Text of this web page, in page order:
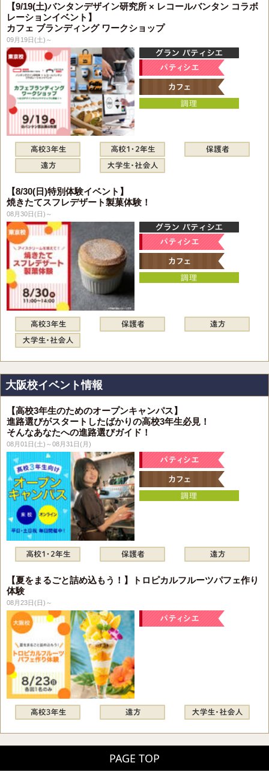
【9/19(土)バンタンデザイン研究所 × レコールバンタン コラボ
レーションイベント】
カフェ ブランディング ワークショップ
09月19日(土)～
【8/30(日)特別体験イベント】
焼きたてスフレデザート製菓体験！
08月30日(日)～
大阪校イベント情報
【高校3年生のためのオープンキャンパス】
進路選びがスタートしたばかりの高校3年生必見！
そんなあなたへの進路選びガイド！
08月01日(土)～08月31日(月)
【夏をまるごと詰め込もう！】トロピカルフルーツパフェ作り
体験
08月23日(日)～
PAGE TOP